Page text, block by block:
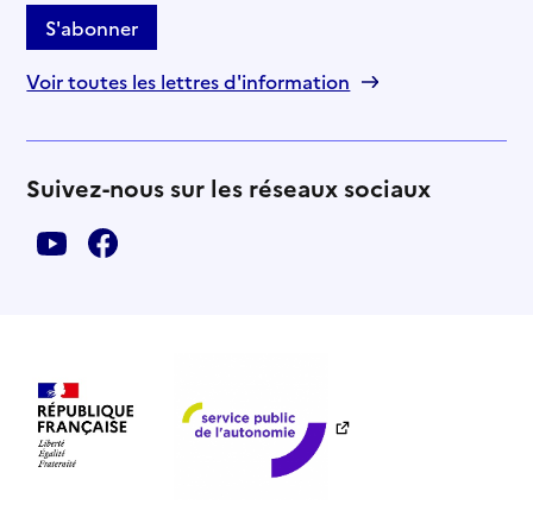
S'abonner
Voir toutes les lettres d'information
Suivez-nous sur les réseaux sociaux